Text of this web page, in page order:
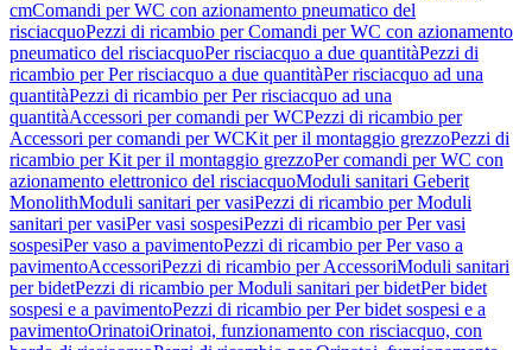
cmComandi per WC con azionamento pneumatico del
risciacquoPezzi di ricambio per Comandi per WC con azionamento
pneumatico del risciacquoPer risciacquo a due quantitàPezzi di
ricambio per Per risciacquo a due quantitàPer risciacquo ad una
quantitàPezzi di ricambio per Per risciacquo ad una
quantitàAccessori per comandi per WCPezzi di ricambio per
Accessori per comandi per WCKit per il montaggio grezzoPezzi di
ricambio per Kit per il montaggio grezzoPer comandi per WC con
azionamento elettronico del risciacquoModuli sanitari Geberit
MonolithModuli sanitari per vasiPezzi di ricambio per Moduli
sanitari per vasiPer vasi sospesiPezzi di ricambio per Per vasi
sospesiPer vaso a pavimentoPezzi di ricambio per Per vaso a
pavimentoAccessoriPezzi di ricambio per AccessoriModuli sanitari
per bidetPezzi di ricambio per Moduli sanitari per bidetPer bidet
sospesi e a pavimentoPezzi di ricambio per Per bidet sospesi e a
pavimentoOrinatoiOrinatoi, funzionamento con risciacquo, con